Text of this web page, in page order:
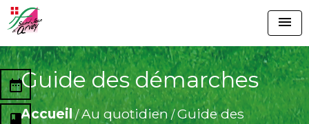
menu
Guide des démarches
Accueil/Au quotidien /Guide des
date_range
book